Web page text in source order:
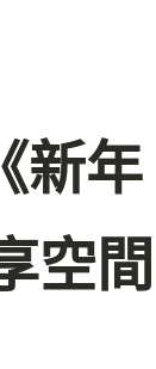
新年
空間